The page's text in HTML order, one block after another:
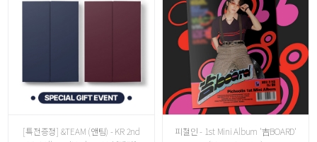
[특전증정] &TEAM (앤팀) - KR 2nd
피철인 - 1st Mini Album '吉BOARD'